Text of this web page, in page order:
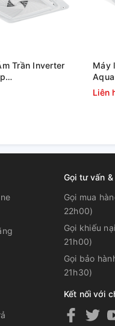
Trần Inverter
AB90S2LR1FA/PB-
Máy
Liên
Gọi tư vấn
Gọi mua
22h00)
Gọi khiếu
21h00)
Gọi bảo
21h30)
Kết nối với